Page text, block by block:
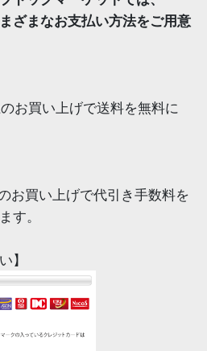
ざまなお支払い方法をご用意
お買い上げで送料を無料に
お買い上げで代引き手数料を
す。
】